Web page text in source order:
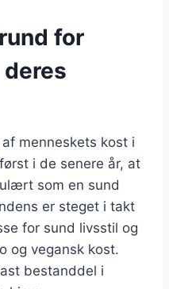
for
menneskets kost i
i de senere år, at
som en sund
er steget i takt
for sund livsstil og
og vegansk kost.
bestanddel i